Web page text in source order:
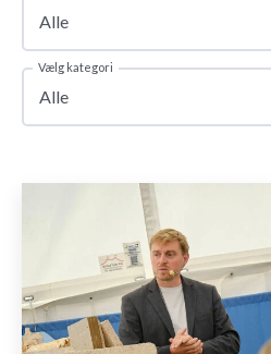
Alle
Vælg kategori
Alle